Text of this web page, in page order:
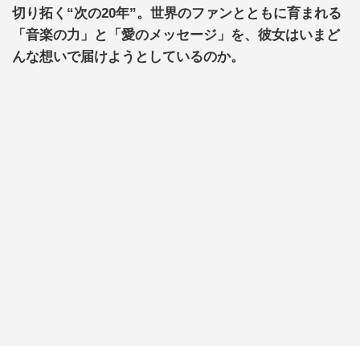
切り拓く“次の20年”。世界のファンとともに育まれる
「音楽の力」と「愛のメッセージ」を、彼女はいまど
んな想いで届けようとしているのか。